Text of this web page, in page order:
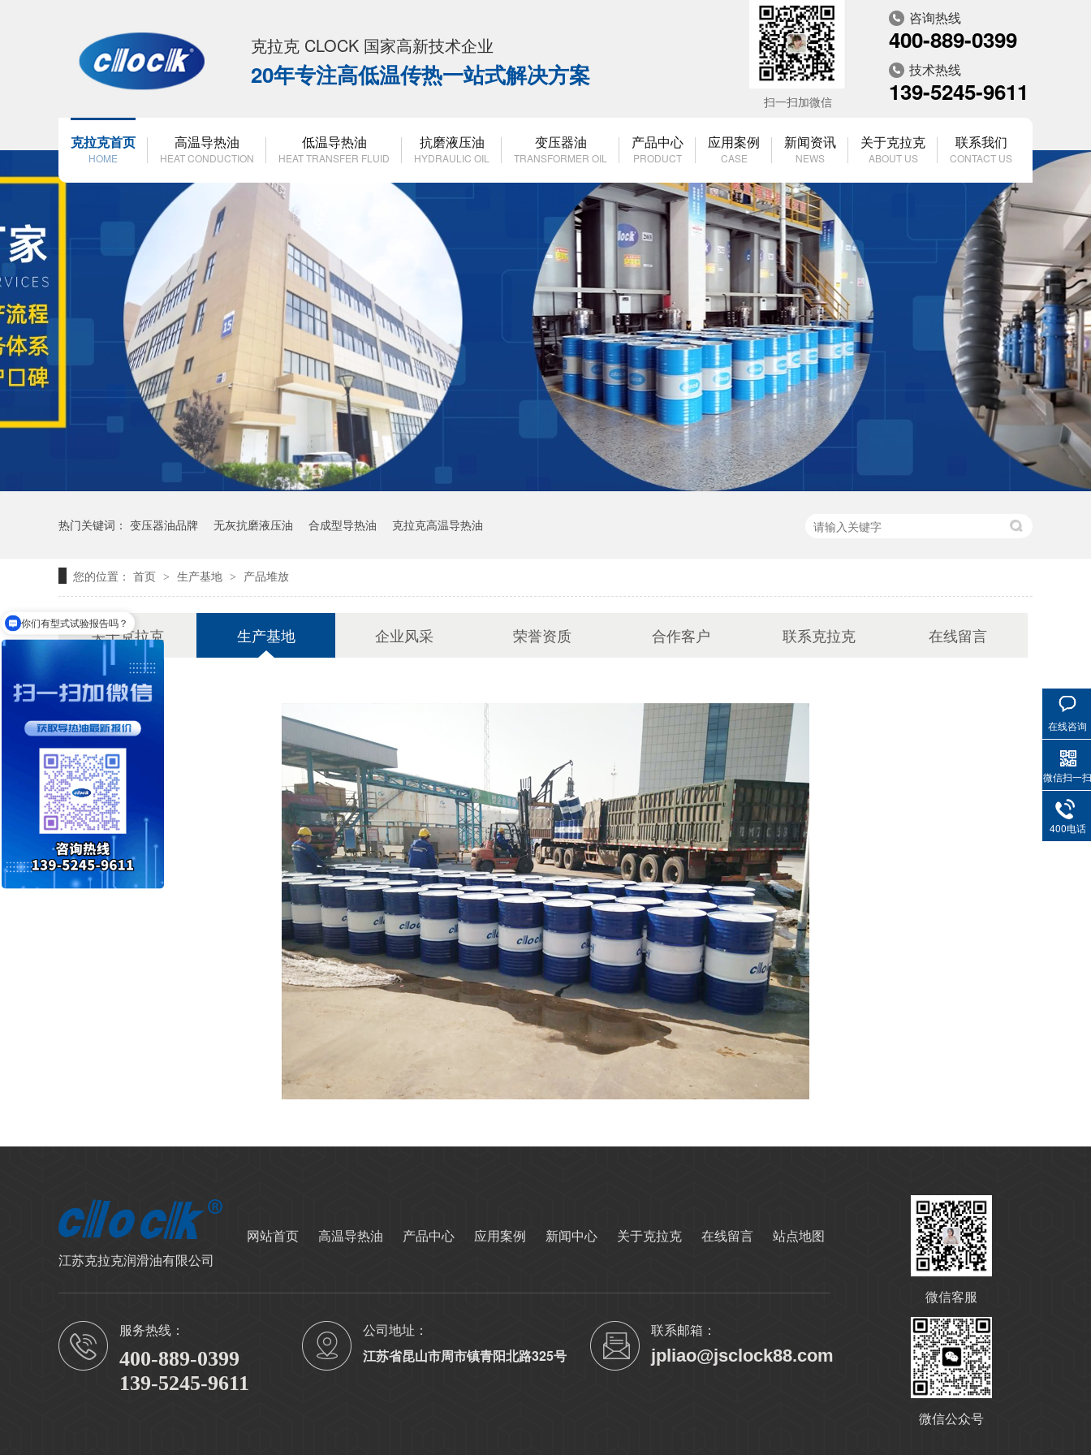
克拉克 CLOCK 国家高新技术企业
20年专注高低温传热一站式解决方案
咨询热线
400-889-0399
技术热线
139-5245-9611
扫一扫加微信
克拉克首页
HOME
高温导热油
HEAT CONDUCTION
低温导热油
HEAT TRANSFER FLUID
抗磨液压油
HYDRAULIC OIL
变压器油
TRANSFORMER OIL
产品中心
PRODUCT
应用案例
CASE
新闻资讯
NEWS
关于克拉克
ABOUT US
联系我们
CONTACT US
热门关键词： 变压器油品牌 无灰抗磨液压油 合成型导热油 克拉克高温导热油
您的位置： 首页 > 生产基地 > 产品堆放
关于克拉克 生产基地 企业风采 荣誉资质 合作客户 联系克拉克 在线留言
江苏克拉克润滑油有限公司
网站首页 高温导热油 产品中心 应用案例 新闻中心 关于克拉克 在线留言 站点地图
服务热线：
400-889-0399
139-5245-9611
公司地址：
江苏省昆山市周市镇青阳北路325号
联系邮箱：
jpliao@jsclock88.com
微信客服
微信公众号
在线咨询
微信扫一扫
400电话
你们有型式试验报告吗？